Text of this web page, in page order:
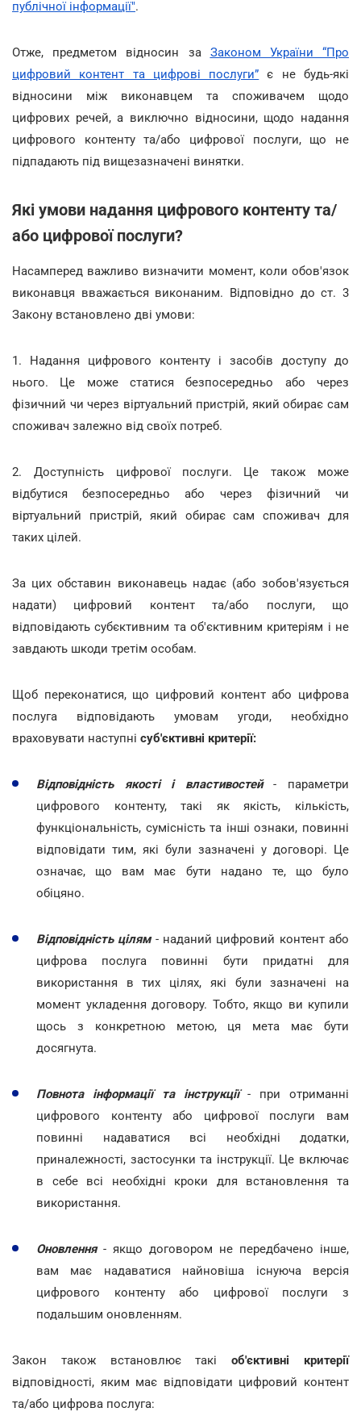
публічної інформації".
Отже, предметом відносин за Законом України “Про
цифровий контент та цифрові послуги” є не будь-які
відносини між виконавцем та споживачем щодо
цифрових речей, а виключно відносини, щодо надання
цифрового контенту та/або цифрової послуги, що не
підпадають під вищезазначені винятки.
Які умови надання цифрового контенту та/
або цифрової послуги?
Насамперед важливо визначити момент, коли обов'язок
виконавця вважається виконаним. Відповідно до ст. 3
Закону встановлено дві умови:
1. Надання цифрового контенту і засобів доступу до
нього. Це може статися безпосередньо або через
фізичний чи через віртуальний пристрій, який обирає сам
споживач залежно від своїх потреб.
2. Доступність цифрової послуги. Це також може
відбутися безпосередньо або через фізичний чи
віртуальний пристрій, який обирає сам споживач для
таких цілей.
За цих обставин виконавець надає (або зобов'язується
надати) цифровий контент та/або послуги, що
відповідають субєктивним та об'єктивним критеріям і не
завдають шкоди третім особам.
Щоб переконатися, що цифровий контент або цифрова
послуга відповідають умовам угоди, необхідно
враховувати наступні суб'єктивні критерії:
Відповідність якості і властивостей- параметри
цифрового контенту, такі як якість, кількість,
функціональність, сумісність та інші ознаки, повинні
відповідати тим, які були зазначені у договорі. Це
означає, що вам має бути надано те, що було
обіцяно.
Відповідність цілям- наданий цифровий контент або
цифрова послуга повинні бути придатні для
використання в тих цілях, які були зазначені на
момент укладення договору. Тобто, якщо ви купили
щось з конкретною метою, ця мета має бути
досягнута.
Повнота інформації та інструкції- при отриманні
цифрового контенту або цифрової послуги вам
повинні надаватися всі необхідні додатки,
приналежності, застосунки та інструкції. Це включає
в себе всі необхідні кроки для встановлення та
використання.
Оновлення- якщо договором не передбачено інше,
вам має надаватися найновіша існуюча версія
цифрового контенту або цифрової послуги з
подальшим оновленням.
Закон також встановлює такіоб'єктивні критерії
відповідності, яким має відповідати цифровий контент
та/або цифрова послуга: